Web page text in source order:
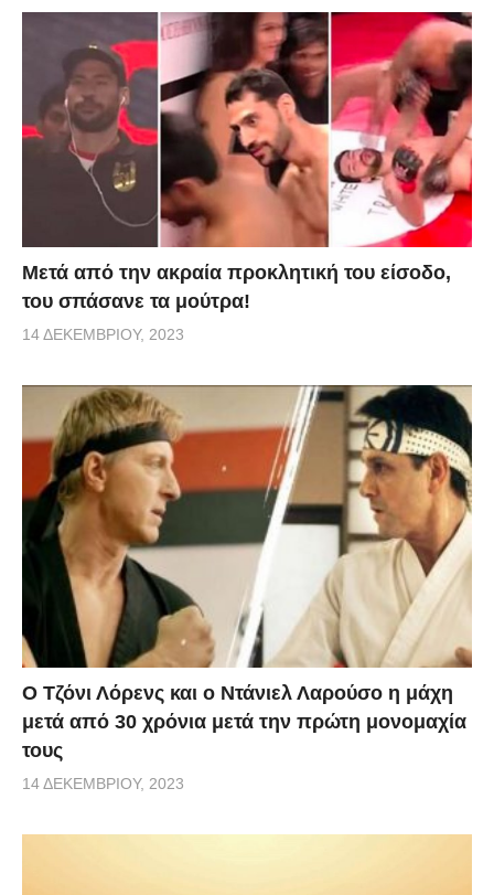
Μετά από την ακραία προκλητική του είσοδο,
του σπάσανε τα μούτρα!
14 ΔΕΚΕΜΒΡΊΟΥ, 2023
Ο Τζόνι Λόρενς και ο Ντάνιελ Λαρούσο η μάχη
μετά από 30 χρόνια μετά την πρώτη μονομαχία
τους
14 ΔΕΚΕΜΒΡΊΟΥ, 2023